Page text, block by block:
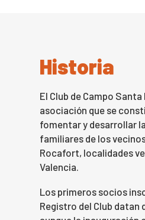
Historia
El Club de Campo
asociación que se
fomentar y desarrollar
familiares de los
Rocafort, localidades
Valencia.
Los primeros socios
Registro del Club datan